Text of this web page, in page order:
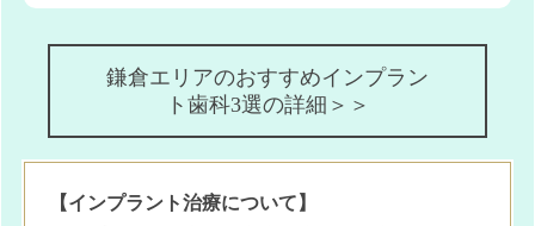
鎌倉エリアのおすすめインプラン
ト歯科3選の詳細＞＞
【インプラント治療について】